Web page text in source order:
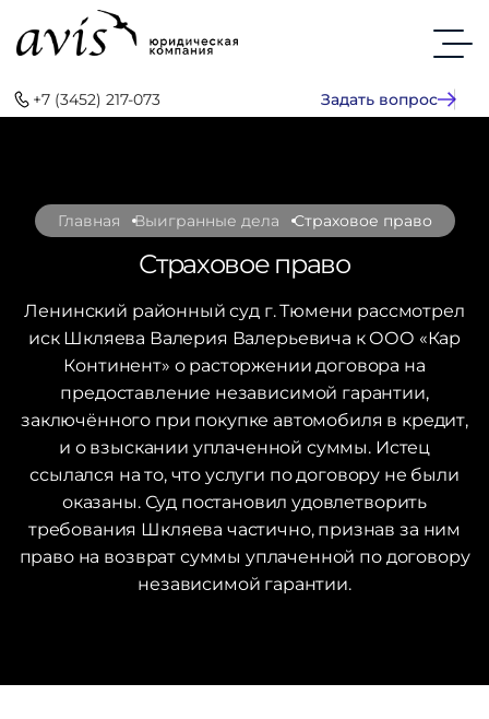
+7 (3452) 217-073 Задать вопрос
Главная Выигранные дела Страховое право
Страховое право
Ленинский районный суд г. Тюмени рассмотрел
иск Шкляева Валерия Валерьевича к ООО «Кар
Континент» о расторжении договора на
предоставление независимой гарантии,
заключённого при покупке автомобиля в кредит,
и о взыскании уплаченной суммы. Истец
ссылался на то, что услуги по договору не были
оказаны. Суд постановил удовлетворить
требования Шкляева частично, признав за ним
право на возврат суммы уплаченной по договору
независимой гарантии.